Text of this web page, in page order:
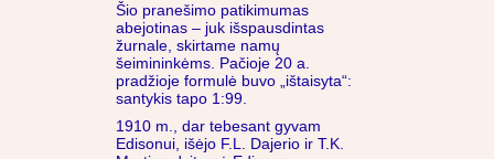
Šio pranešimo patikimumas
abejotinas – juk išspausdintas
žurnale, skirtame namų
šeimininkėms. Pačioje 20 a.
pradžioje formulė buvo „ištaisyta“:
santykis tapo 1:99.
1910 m., dar tebesant gyvam
Edisonui, išėjo F.L. Dajerio ir T.K.